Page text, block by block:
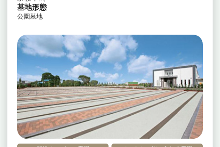
墓地形態
公園墓地